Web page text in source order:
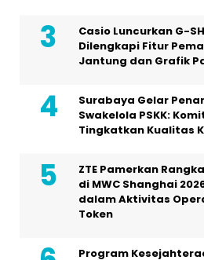
Casio Luncurkan G-
Dilengkapi Fitur
Jantung dan Grafik
Surabaya Gelar
Swakelola PSKK:
Tingkatkan Kualitas
ZTE Pamerkan
di MWC Shanghai
dalam Aktivitas
Token
Program